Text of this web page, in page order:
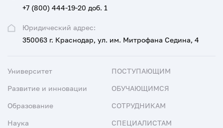
Юридический адрес:
350063 г. Краснодар, ул. им. Митрофана Седина, 4
+7 (800) 444-19-20 доб. 1
Университет
Развитие и инновации
Образование
Наука
ПОСТУПАЮЩИМ
ОБУЧАЮЩИМСЯ
СОТРУДНИКАМ
СПЕЦИАЛИСТАМ